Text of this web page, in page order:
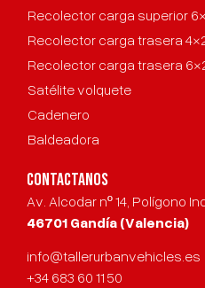
Recolector carga superior
Recolector carga trasera
Recolector carga trasera
Satélite volquete
Cadenero
Baldeadora
CONTACTANOS
Av. Alcodar nº 14, Polígono
46701 Gandía (Valencia)
info@tallerurbanvehicles.es
+34 683 60 11 50